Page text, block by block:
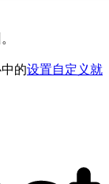
的设置自定义就